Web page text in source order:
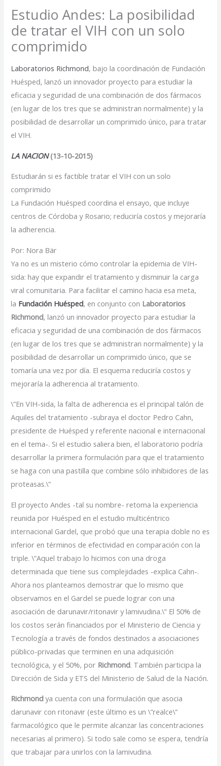
Estudio Andes: La posibilidad
de tratar el VIH con un solo
comprimido
Laboratorios Richmond, bajo la coordinación de Fundación
Huésped, lanzó un innovador proyecto para estudiar la
eficacia y seguridad de una combinación de dos fármacos
(en lugar de los tres que se administran normalmente) y la
posibilidad de desarrollar un comprimido único, para tratar
el VIH.
LA NACION(13-10-2015)
Estudiarán si es factible tratar el VIH con un solo
comprimido
La Fundación Huésped coordina el ensayo, que incluye
centros de Córdoba y Rosario; reduciría costos y mejoraría
la adherencia.
Por: Nora Bär
Ya no es un misterio cómo controlar la epidemia de VIH-
sida: hay que expandir el tratamiento y disminuir la carga
viral comunitaria. Para facilitar el camino hacia esa meta,
la Fundación Huésped, en conjunto con Laboratorios
Richmond, lanzó un innovador proyecto para estudiar la
eficacia y seguridad de una combinación de dos fármacos
(en lugar de los tres que se administran normalmente) y la
posibilidad de desarrollar un comprimido único, que se
tomaría una vez por día. El esquema reduciría costos y
mejoraría la adherencia al tratamiento.
\”En VIH-sida, la falta de adherencia es el principal talón de
Aquiles del tratamiento -subraya el doctor Pedro Cahn,
presidente de Huésped y referente nacional e internacional
en el tema-. Si el estudio saliera bien, el laboratorio podría
desarrollar la primera formulación para que el tratamiento
se haga con una pastilla que combine sólo inhibidores de las
proteasas.\”
El proyecto Andes -tal su nombre- retoma la experiencia
reunida por Huésped en el estudio multicéntrico
internacional Gardel, que probó que una terapia doble no es
inferior en términos de efectividad en comparación con la
triple. \”Aquel trabajo lo hicimos con una droga
determinada que tiene sus complejidades -explica Cahn-.
Ahora nos planteamos demostrar que lo mismo que
observamos en el Gardel se puede lograr con una
asociación de darunavir/ritonavir y lamivudina.\” El 50% de
los costos serán financiados por el Ministerio de Ciencia y
Tecnología a través de fondos destinados a asociaciones
público-privadas que terminen en una adquisición
tecnológica, y el 50%, por Richmond. También participa la
Dirección de Sida y ETS del Ministerio de Salud de la Nación.
Richmond ya cuenta con una formulación que asocia
darunavir con ritonavir (este último es un \”realce\”
farmacológico que le permite alcanzar las concentraciones
necesarias al primero). Si todo sale como se espera, tendría
que trabajar para unirlos con la lamivudina.